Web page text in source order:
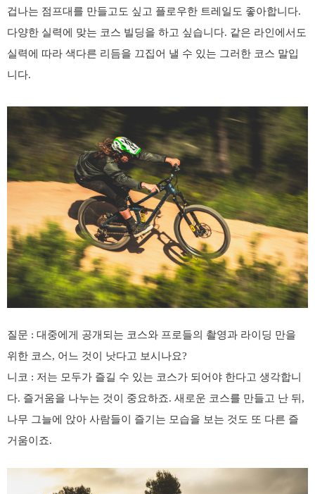
겁나는 점프대를 만들고도 싶고 플로우한 트레일도 좋아합니다.
다양한 실력에 맞는 코스 빌딩을 하고 싶습니다. 같은 라인에서도
실력에 따라 색다른 리듬을 끄집어 낼 수 있는 그러한 코스 말입
니다.
질문 : 대중에게 공개되는 코스와 프로들의 촬영과 라이딩 만을
위한 코스, 어느 것이 낫다고 보시나요?
니코 : 저는 모두가 즐길 수 있는 코스가 되어야 한다고 생각합니
다. 즐거움을 나누는 것이 중요하죠. 새로운 코스를 만들고 난 뒤 ,
나무 그늘에 앉아 사람들이 즐기는 모습을 보는 것도 또 다른 즐
거움이죠.